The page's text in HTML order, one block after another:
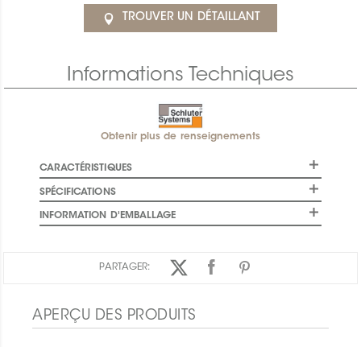
TROUVER UN DÉTAILLANT
Informations Techniques
Obtenir plus de renseignements
CARACTÉRISTIQUES
SPÉCIFICATIONS
INFORMATION D'EMBALLAGE
PARTAGER:
APERÇU DES PRODUITS